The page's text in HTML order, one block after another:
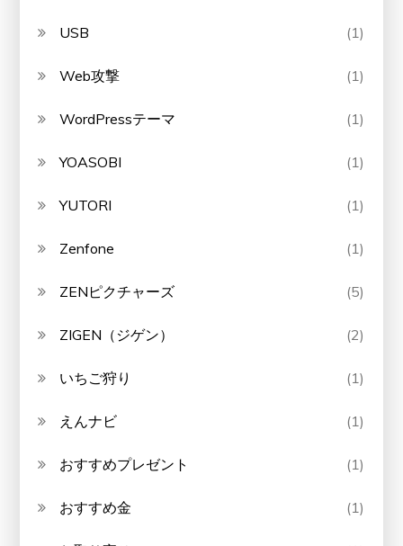
USB (1)
Web攻撃 (1)
WordPressテーマ (1)
YOASOBI (1)
YUTORI (1)
Zenfone (1)
ZENピクチャーズ (5)
ZIGEN（ジゲン） (2)
いちご狩り (1)
えんナビ (1)
おすすめプレゼント (1)
おすすめ金 (1)